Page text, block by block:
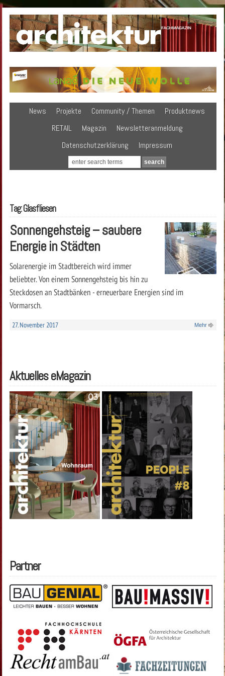
News Projekte Community / Themen
Produktnews
RETAIL
Magazin
Newsletteranmeldung
Datenschutzerklärung
Impressum
Tag: Glasfliesen
Sonnengehsteig – saubere
Energie in Städten
Solarenergie im Stadtbereich wird immer
beliebter. Von einem Sonnengehsteig bis hin zu
Steckdosen an Stadtbänken - erneuerbare Energien sind im
Vormarsch.
27. November 2017 Mehr
Aktuelles eMagazin
Partner